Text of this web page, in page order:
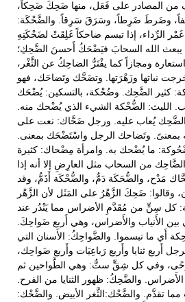
من المصادر على فَعَل، منها ضَحِكَ ضَحِكاً،
وضَرطَ ضَرِطاً، وسَرَقَ سَرِقاً. والضَّحْكَة:
غَمْر الرِّداء، إذا تبسم ضاحكاً غَلِقَتْ لضَحْكَتِهِ
يبعث الله السحابَ فيَضْحَكُ أَحسنَ الضَّحِكِ؛
ومجازاً كما يفْتَرُّ الضاحِكُ عن الثَّغْر،
نباتها وزَهْرَتها. وتضَحَّك وتَضاحَك، فهو
الضَّحِك. وضُحْكة، بالتسكين: يُضْحَك
الليث: الضُّحْكة الشيء الذي يُضْحك منه.
الضَّحِك يُعاب عليه. ورجل ضَحَّاك: نعت على
وتَضاحك الرجل واسْتَضْحَك بمعنى.
ما يُضْحك به. وامرأة مِضْحاك: كثيرة
من السحاب مثل العارِضِ إلا أنه إذا
مَدْح، والضُّحَكَة دَمٌّ، والضُّحْكَة أَذَمُّ، وقد
وقالوا: ضَحِكَ الزَّهْرُ على المَثَل لأن الزَّهْر
كل سِنٍّ من مُقَدَّمِ الأضراس مما يَنْدُر عند
الأَنياب والأَضراس، وهي أَربع ضَواحِكَ.
أَي ما تبسموا. والضَّواحِكُ: الأَسنان التي
أَربع ثنايا وأَربع رَباعِيَات وأَربع ضَواحِك،
رَحًى، وفي كل شِقٍّ ستٌّ: وهي الطَّواحين ثم
والضَّحِكُ: ظهور الثنايا من الفرح.
تقدَّم. والضَّحْك:الثَّغر الأبيض. والضَّحْك: